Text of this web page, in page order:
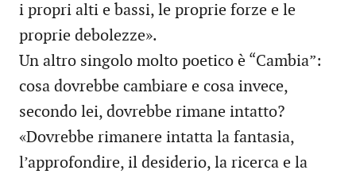
i propri alti e bassi, le proprie forze e le
proprie debolezze».
Un altro singolo molto poetico è “Cambia”:
cosa dovrebbe cambiare e cosa invece,
secondo lei, dovrebbe rimane intatto?
«Dovrebbe rimanere intatta la fantasia,
l’approfondire, il desiderio, la ricerca e la